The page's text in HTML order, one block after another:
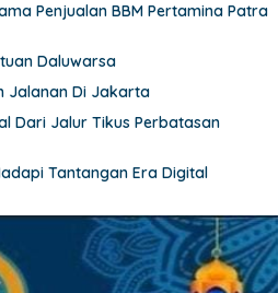
Penjualan BBM Pertamina Patra
Daluwarsa
Jalanan Di Jakarta
Dari Jalur Tikus Perbatasan
Tantangan Era Digital